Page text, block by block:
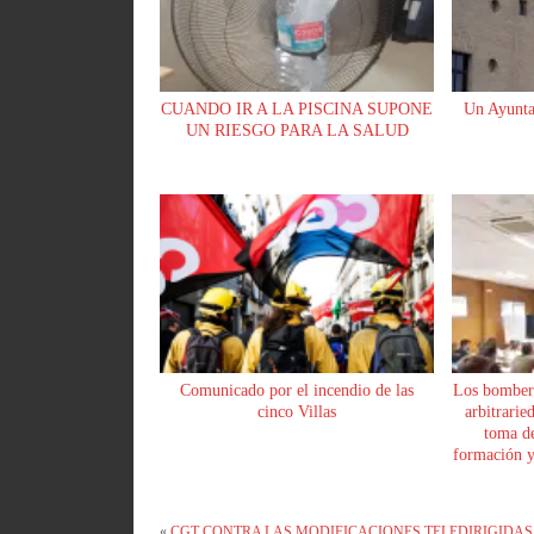
CUANDO IR A LA PISCINA SUPONE
UN RIESGO PARA LA SALUD
Un
Comunicado por el incendio de las
cinco Villas
Los
toma
formación